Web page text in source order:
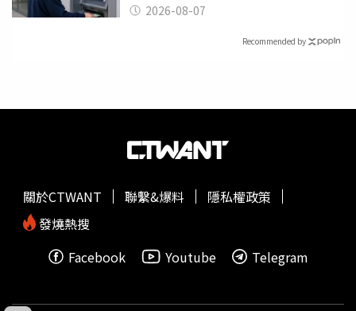
2026-08-07
Recommended by
關於CTWANT 聯繫&爆料
隱私權政策
發燒熱搜
Facebook
Youtube Telegram